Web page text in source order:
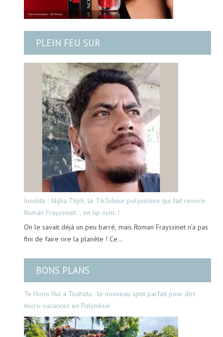
PLEIN FEU SUR
Insolite : Alijha Thph, le TikTokeur polynésien qui fait revivre
Roman Frayssinet… en lip-sync !
On le savait déjà un peu barré, mais Roman Frayssinet n’a pas
fini de faire rire la planète ! Ce…
BONS PLANS
Te Hono Nui à Toahotu : le nouveau spot parfait pour des
micro-vacances en Polynésie